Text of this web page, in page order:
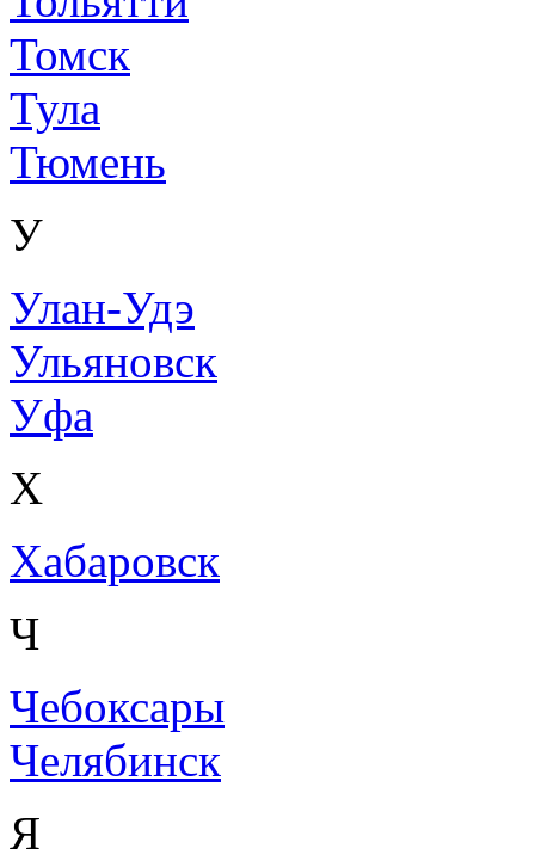
Томск
Тула
Тюмень
У
Улан-Удэ
Ульяновск
Уфа
Х
Хабаровск
Ч
Чебоксары
Челябинск
Я